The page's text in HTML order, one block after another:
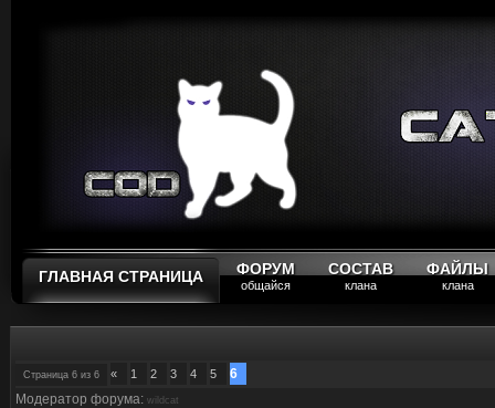
ГЛАВНАЯ СТРАНИЦА ФОРУМ
общайся
СОСТАВ
клана
ФАЙЛЫ
клана
Страница 6 из 6 « 1 2 3 4 5
6
Модератор форума: wildcat